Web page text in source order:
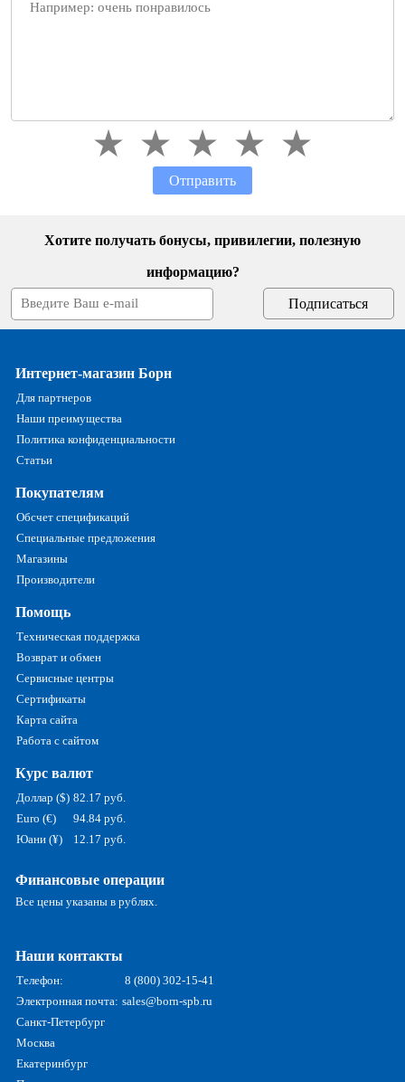
Отправить
Хотите получать бонусы, привилегии, полезную
информацию?
Интернет-магазин Борн
Для партнеров
Наши преимущества
Политика конфиденциальности
Статьи
Покупателям
Обсчет спецификаций
Специальные предложения
Магазины
Производители
Помощь
Техническая поддержка
Возврат и обмен
Сервисные центры
Сертификаты
Карта сайта
Работа с сайтом
Курс валют
Доллар ($) 82.17 руб.
Euro (€)
94.84 руб.
Юани (¥)
12.17 руб.
Финансовые операции
Все цены указаны в рублях.
Наши контакты
Телефон:
8 (800) 302-15-41
Электронная почта: sales@born-spb.ru
Санкт-Петербург
Москва
Екатеринбург